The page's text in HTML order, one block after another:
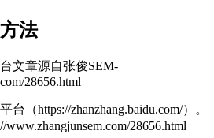
法
文章源自张俊SEM-
28656.html
台（https://zhanzhang.baidu.com/）。
28656.html